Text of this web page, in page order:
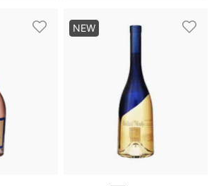
NEW